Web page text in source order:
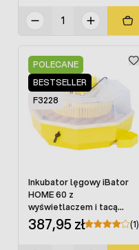
POLECANE
BESTSELLER
F3228
Inkubator lęgowy iBator
HOME 60 z
wyświetlaczem i tacą
półautomatyczną
387,95 zł (1)